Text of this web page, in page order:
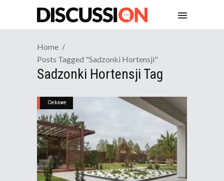
Home
Posts Tagged "sadzonki Hortensji"
Sadzonki Hortensji Tag
Ciekawe